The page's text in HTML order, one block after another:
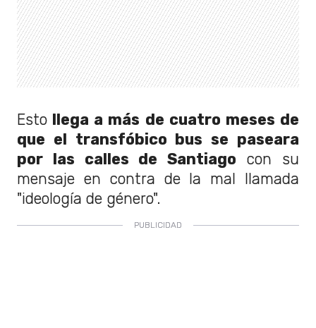
Esto llega a más de cuatro meses de
que el transfóbico bus se paseara
por las calles de Santiago con su
mensaje en contra de la mal llamada
"ideología de género".